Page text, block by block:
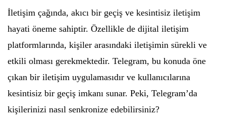
İletişim çağında, akıcı bir geçiş ve kesintisiz iletişim
hayati öneme sahiptir. Özellikle de dijital iletişim
platformlarında, kişiler arasındaki iletişimin sürekli ve
etkili olması gerekmektedir. Telegram, bu konuda öne
çıkan bir iletişim uygulamasıdır ve kullanıcılarına
kesintisiz bir geçiş imkanı sunar. Peki, Telegram’da
kişilerinizi nasıl senkronize edebilirsiniz?